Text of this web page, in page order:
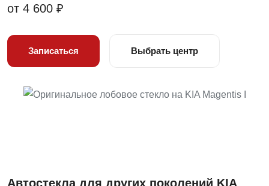
от 4 600 ₽
Записаться Выбрать центр
Автостекла для других поколений KIA